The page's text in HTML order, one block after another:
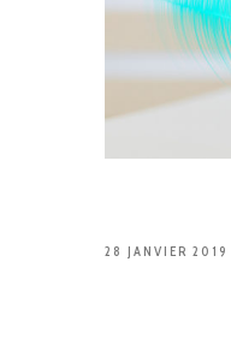
28 JANVIER 2019